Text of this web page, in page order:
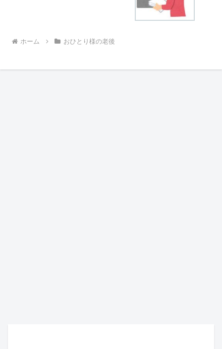
ホーム おひとり様の老後